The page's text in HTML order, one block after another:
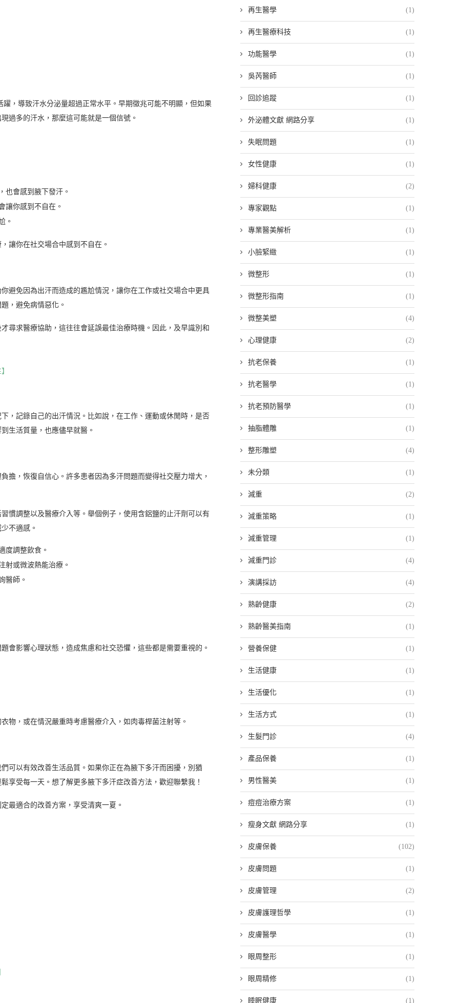
，導致汗水分泌量超過正常水平。早期徵兆可能不明顯，但如果
過多的汗水，那麼這可能就是一個信號。
也會感到腋下發汗。
讓你感到不自在。
。
讓你在社交場合中感到不自在。
避免因為出汗而造成的尷尬情況，讓你在工作或社交場合中更具
，避免病情惡化。
尋求醫療協助，這往往會延誤最佳治療時機。因此，及早識別和
，記錄自己的出汗情況。比如說，在工作、運動或休閒時，是否
生活質量，也應儘早就醫。
擔，恢復自信心。許多患者因為多汗問題而變得社交壓力增大，
慣調整以及醫療介入等。舉個例子，使用含鋁鹽的止汗劑可以有
不適感。
度調整飲食。
射或微波熱能治療。
醫師。
會影響心理狀態，造成焦慮和社交恐懼，這些都是需要重視的。
物，或在情況嚴重時考慮醫療介入，如肉毒桿菌注射等。
可以有效改善生活品質。如果你正在為腋下多汗而困擾，別猶
享受每一天。想了解更多腋下多汗症改善方法，歡迎聯繫我！
最適合的改善方案，享受清爽一夏。
再生醫學 (1)
再生醫療科技 (1)
功能醫學 (1)
吳芮醫師 (1)
回診追蹤 (1)
外泌體文獻 網路分享 (1)
失眠問題 (1)
女性健康 (1)
婦科健康 (2)
專家觀點 (1)
專業醫美解析 (1)
小臉緊緻 (1)
微整形 (1)
微整形指南 (1)
微整美塑 (4)
心理健康 (2)
抗老保養 (1)
抗老醫學 (1)
抗老預防醫學 (1)
抽脂體雕 (1)
整形雕塑 (4)
未分類 (1)
減重 (2)
減重策略 (1)
減重管理 (1)
減重門診 (4)
演講採訪 (4)
熟齡健康 (2)
熟齡醫美指南 (1)
營養保健 (1)
生活健康 (1)
生活優化 (1)
生活方式 (1)
生髮門診 (4)
產品保養 (1)
男性醫美 (1)
痘痘治療方案 (1)
瘦身文獻 網路分享 (1)
皮膚保養 (102)
皮膚問題 (1)
皮膚管理 (2)
皮膚護理哲學 (1)
皮膚醫學 (1)
眼周整形 (1)
眼周精修 (1)
睡眠健康 (1)